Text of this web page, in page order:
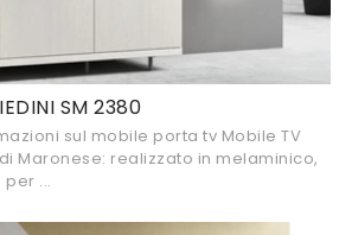
SM 2380
sul mobile porta tv Mobile TV
Maronese: realizzato in melaminico,
...